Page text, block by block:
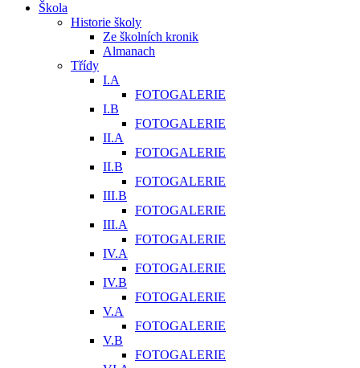
Škola
Historie školy
Ze školních kronik
Almanach
Třídy
I.A
FOTOGALERIE
I.B
FOTOGALERIE
II.A
FOTOGALERIE
II.B
FOTOGALERIE
III.B
FOTOGALERIE
III.A
FOTOGALERIE
IV.A
FOTOGALERIE
IV.B
FOTOGALERIE
V.A
FOTOGALERIE
V.B
FOTOGALERIE